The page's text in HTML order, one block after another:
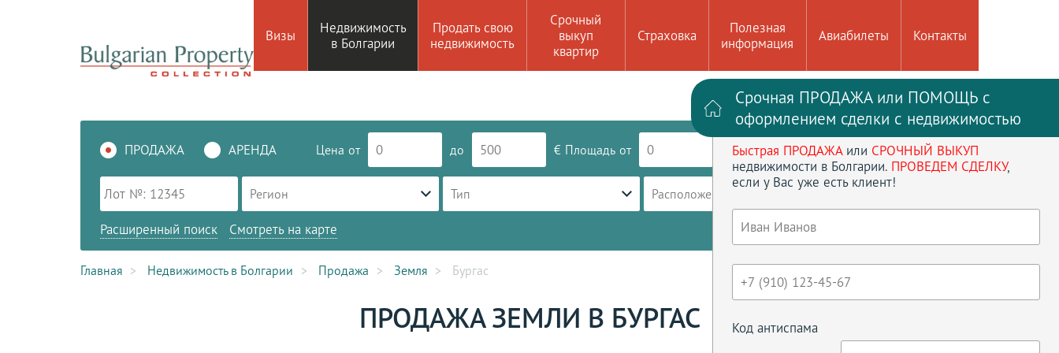
Визы
Недвижимость
в Болгарии
Продать свою
недвижимость
Срочный
выкуп
квартир
Страховка
Полезная
информация
Авиабилеты Контакты
Войти на сайт Регистрация
ПРОДАЖА АРЕНДА Цена от до € Площадь от до кв.м
Регион Тип Расположение Кол-во спален
Расширенный поиск Смотреть на карте
Главная Недвижимость в Болгарии Продажа Земля Бургас
ПРОДАЖА ЗЕМЛИ В БУРГАС
Срочная ПРОДАЖА или ПОМОЩЬ с
оформлением сделки с недвижимостью
Быстрая ПРОДАЖАили СРОЧНЫЙ ВЫКУП
недвижимости в Болгарии. ПРОВЕДЕМ СДЕЛКУ,
если у Вас уже есть клиент!
Код антиспама